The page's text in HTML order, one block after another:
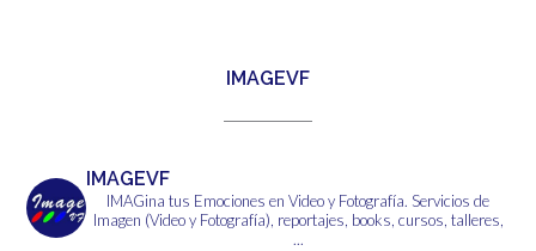
IMAGEVF
IMAGEVF
IMAGina tus Emociones en Video y Fotografía. Servicios de
Imagen (Video y Fotografía), reportajes, books, cursos, talleres,
...